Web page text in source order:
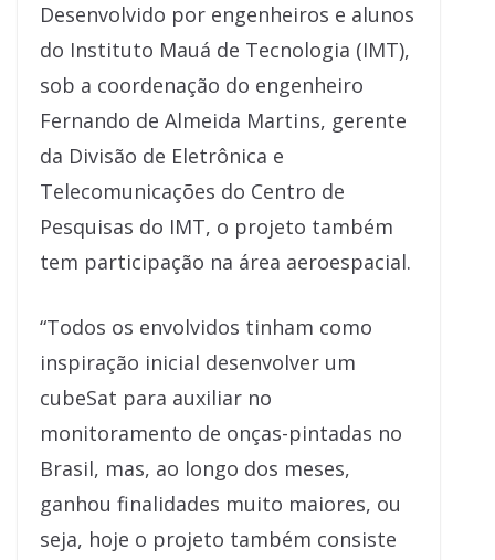
Desenvolvido por engenheiros e alunos
do Instituto Mauá de Tecnologia (IMT),
sob a coordenação do engenheiro
Fernando de Almeida Martins, gerente
da Divisão de Eletrônica e
Telecomunicações do Centro de
Pesquisas do IMT, o projeto também
tem participação na área aeroespacial.
“Todos os envolvidos tinham como
inspiração inicial desenvolver um
cubeSat para auxiliar no
monitoramento de onças-pintadas no
Brasil, mas, ao longo dos meses,
ganhou finalidades muito maiores, ou
seja, hoje o projeto também consiste